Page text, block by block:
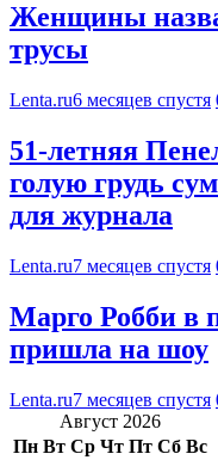
Женщины
трусы
Lenta.ru6 месяцев спустя
51-летняя
голую грудь
для журнала
Lenta.ru7 месяцев спустя
Марго Робби в
пришла на шоу
Lenta.ru7 месяцев спустя
Август 2026
Пн Вт Ср Чт Пт Сб Вс